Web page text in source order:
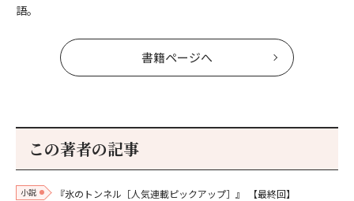
語。
書籍ページへ
この著者の記事
小説 『氷のトンネル［人気連載ピックアップ］』 【最終回】